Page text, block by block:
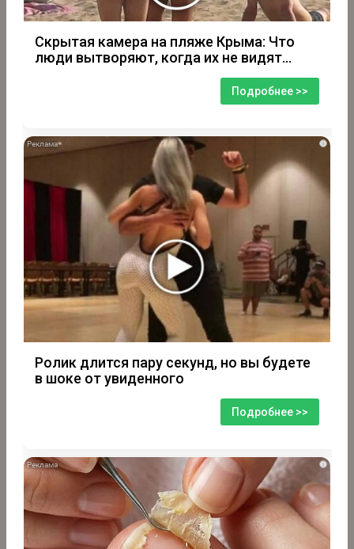
Скрытая камера на пляже Крыма: Что
люди вытворяют, когда их не видят...
Подробнее >>
i
Ролик длится пару секунд, но вы будете
в шоке от увиденного
Подробнее >>
i